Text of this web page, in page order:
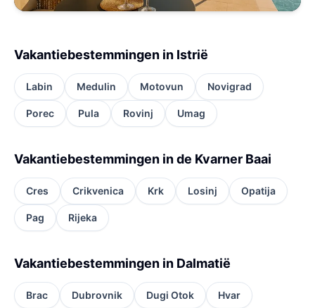
Vakantiebestemmingen in Istrië
Labin Medulin Motovun Novigrad
Porec Pula Rovinj Umag
Vakantiebestemmingen in de Kvarner Baai
Cres Crikvenica Krk Losinj Opatija
Pag Rijeka
Vakantiebestemmingen in Dalmatië
Brac Dubrovnik Dugi Otok Hvar